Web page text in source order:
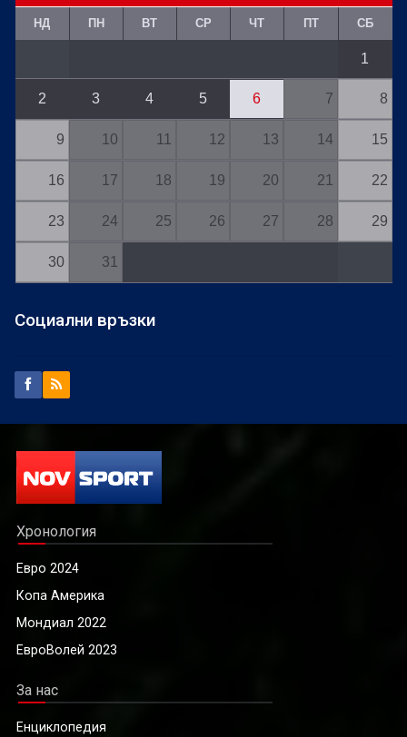
НД ПН ВТ СР ЧТ ПТ СБ
1
2 3 4 5 6 7 8
9 10 11 12 13 14 15
16 17 18 19 20 21 22
23 24 25 26 27 28 29
30 31
Социални връзки
Хронология
Евро 2024
Копа Америка
Мондиал 2022
ЕвроВолей 2023
За нас
Енциклопедия